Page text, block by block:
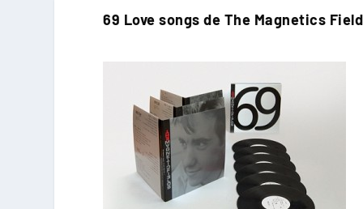
69 Love songs de The Magnetics